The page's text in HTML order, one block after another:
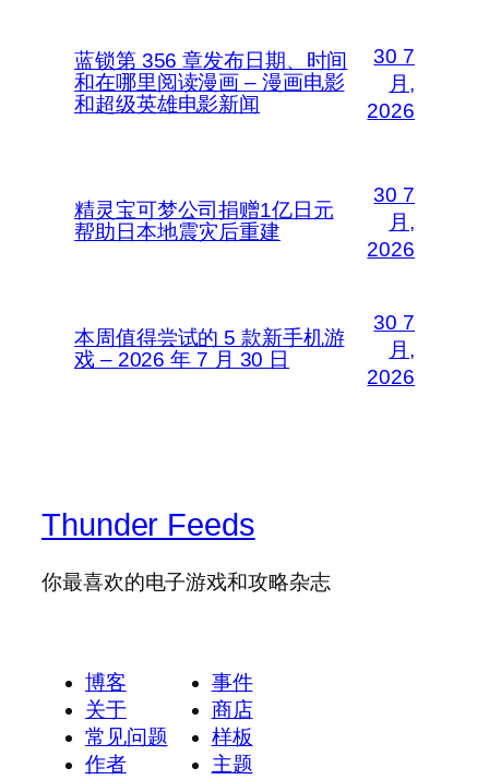
蓝锁第 356 章发布日期、时间
和在哪里阅读漫画 – 漫画电影
和超级英雄电影新闻
30 7
月,
2026
精灵宝可梦公司捐赠1亿日元
帮助日本地震灾后重建
30 7
月,
2026
本周值得尝试的 5 款新手机游
戏 – 2026 年 7 月 30 日
30 7
月,
2026
Thunder Feeds
你最喜欢的电子游戏和攻略杂志
博客
关于
常见问题
作者
事件
商店
样板
主题